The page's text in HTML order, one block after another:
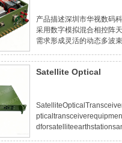
产品描述深圳市华视数码
采用数字模拟混合相控阵
需求形成灵活的动态多波
供技术基础。2应用场景
特点●收发各16个独立波束
Satellite Optical